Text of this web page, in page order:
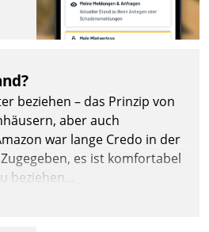
beziehen – das Prinzip von
aber auch
war lange Credo in der
es ist komfortabel
beziehen...